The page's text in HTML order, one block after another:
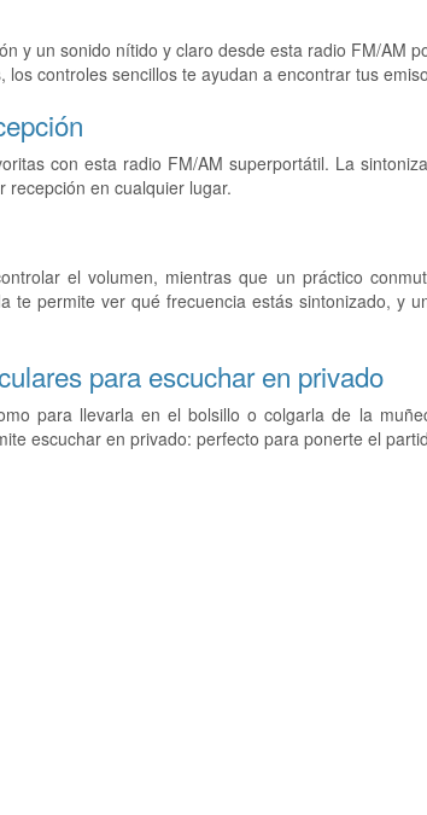
y un sonido nítido y claro desde esta radio FM/AM
controles sencillos te ayudan a encontrar tus
con esta radio FM/AM superportátil. La
recepción en cualquier lugar.
el volumen, mientras que un práctico
te permite ver qué frecuencia estás sintonizado, y
para escuchar en privado
para llevarla en el bolsillo o colgarla de la
escuchar en privado: perfecto para ponerte el